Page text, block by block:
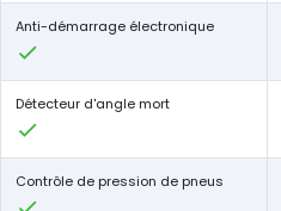
Anti-démarrage électronique
Détecteur d'angle mort
Contrôle de pression de pneus